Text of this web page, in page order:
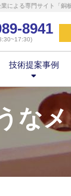
による専門サイト「銅
8941
技術提案事例
な